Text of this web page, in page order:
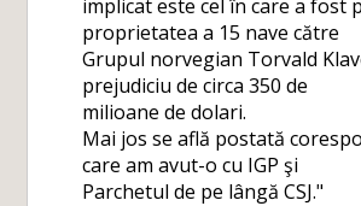
implicat este cel în care a fost
proprietatea a 15 nave către
Grupul norvegian Torvald
prejudiciu de circa 350 de
milioane de dolari.
Mai jos se află postată
care am avut-o cu IGP şi
Parchetul de pe lângă CSJ."